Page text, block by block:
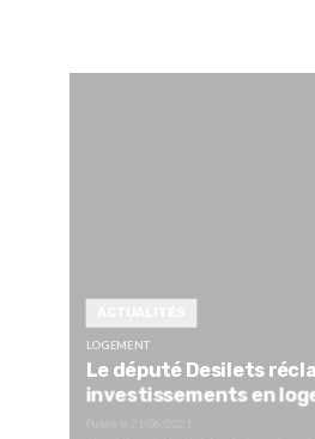
LOGEMENT
Le député Desilets
investissements en